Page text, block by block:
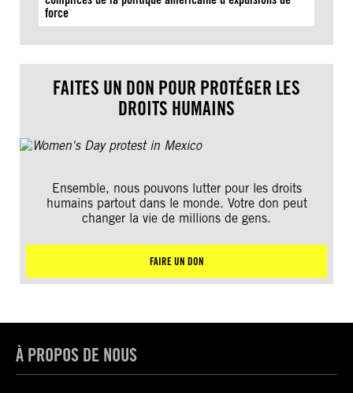
force
FAITES UN DON POUR PROTÉGER LES
DROITS HUMAINS
Ensemble, nous pouvons lutter pour les droits
humains partout dans le monde. Votre don peut
changer la vie de millions de gens.
FAIRE UN DON
À PROPOS DE NOUS